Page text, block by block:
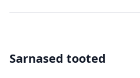
Sarnased tooted